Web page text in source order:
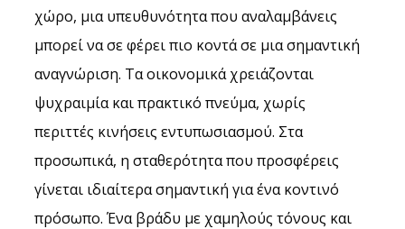
χώρο, μια υπευθυνότητα που αναλαμβάνεις
μπορεί να σε φέρει πιο κοντά σε μια σημαντική
αναγνώριση. Τα οικονομικά χρειάζονται
ψυχραιμία και πρακτικό πνεύμα, χωρίς
περιττές κινήσεις εντυπωσιασμού. Στα
προσωπικά, η σταθερότητα που προσφέρεις
γίνεται ιδιαίτερα σημαντική για ένα κοντινό
πρόσωπο. Ένα βράδυ με χαμηλούς τόνους και